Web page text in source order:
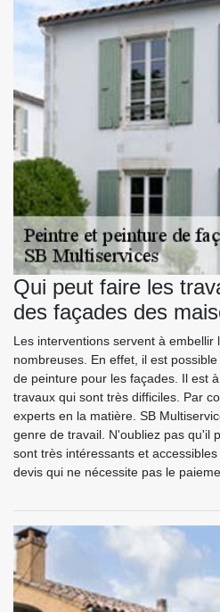
Qui peut faire les
des façades des
Les interventions servent à embellir
nombreuses. En effet, il est
de peinture pour les façades. Il est
travaux qui sont très difficiles. Par
experts en la matière. SB
genre de travail. N'oubliez pas qu'il
sont très intéressants et
devis qui ne nécessite pas le